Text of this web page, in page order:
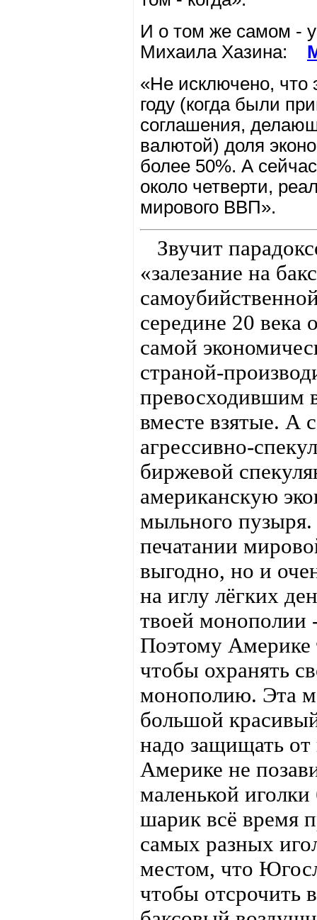
И о том же самом - у
Михаила Хазина:
«Не исключено, что
году (когда были
соглашения,
валютой) доля
более 50%. А
около четверти,
мирового ВВП».
Звучит
«залезание на
середине 20 века
самой
страной-
превосходившим
вместе взятые. А
агрессивно-
биржевой
американскую
мыльного
печатании
выгодно, но и
на иглу лёгких
твоей монополии
Поэтому Америке
чтобы охранять
монополию. Эта
большой
надо защищать
Америке не
маленькой
шарик всё время
самых разных
местом, что
чтобы отсрочить